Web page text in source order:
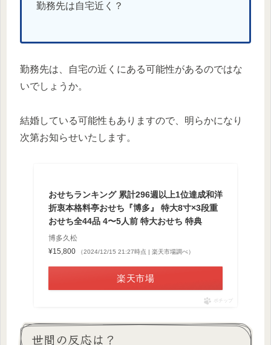
勤務先は自宅近く？
勤務先は、自宅の近くにある可能性があるのではな
いでしょうか。
結婚している可能性もありますので、明らかになり
次第お知らせいたします。
おせちランキング 累計296週以上1位達成和洋
折衷本格料亭おせち『博多』 特大8寸×3段重
おせち全44品 4〜5人前 特大おせち 特典
博多久松
¥15,800
（2024/12/15 21:27時点 | 楽天市場調べ）
楽天市場
ポチップ
世間の反応は？